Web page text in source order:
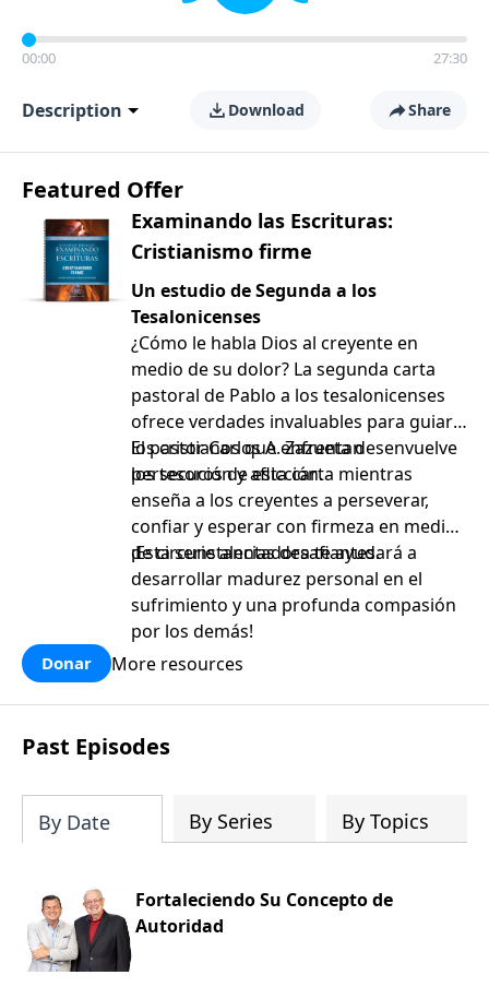
00:00 27:30
Description Download Share
Featured Offer
Examinando las Escrituras:
Cristianismo firme
Un estudio de Segunda a los
Tesalonicenses
¿Cómo le habla Dios al creyente en
medio de su dolor? La segunda carta
pastoral de Pablo a los tesalonicenses
ofrece verdades invaluables para guiar a
los cristianos que enfrentan
persecución y aflicción.
El pastor Carlos A. Zazueta desenvuelve
los tesoros de esta carta mientras
enseña a los creyentes a perseverar,
confiar y esperar con firmeza en medio
de circunstancias desafiantes.
¡Esta serie alentadora te ayudará a
desarrollar madurez personal en el
sufrimiento y una profunda compasión
por los demás!
Donar More resources
Past Episodes
By Date By Series By Topics
Fortaleciendo Su Concepto de
Autoridad